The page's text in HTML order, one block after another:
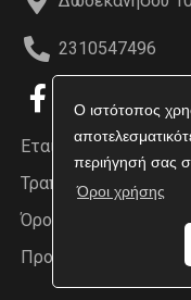
Ο ιστότοπος
περιήγησή σας
Όροι χρήσης
2310547496
Εταιρεία
Τραπεζικοί
Όροι χρήσης
Προσωπικά δεδομένα